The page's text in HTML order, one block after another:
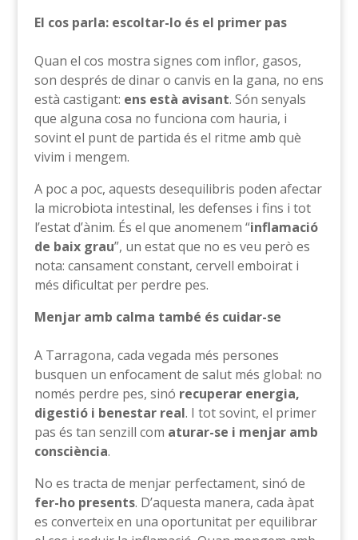
El cos parla: escoltar-lo és el primer pas
Quan el cos mostra signes com inflor, gasos,
son després de dinar o canvis en la gana, no ens
està castigant: ens està avisant. Són senyals
que alguna cosa no funciona com hauria, i
sovint el punt de partida és el ritme amb què
vivim i mengem.
A poc a poc, aquests desequilibris poden afectar
la microbiota intestinal, les defenses i fins i tot
l’estat d’ànim. És el que anomenem “inflamació
de baix grau”, un estat que no es veu però es
nota: cansament constant, cervell emboirat i
més dificultat per perdre pes.
Menjar amb calma també és cuidar-se
A Tarragona, cada vegada més persones
busquen un enfocament de salut més global: no
només perdre pes, sinó recuperar energia,
digestió i benestar real. I tot sovint, el primer
pas és tan senzill com aturar-se i menjar amb
consciència.
No es tracta de menjar perfectament, sinó de
fer-ho presents. D’aquesta manera, cada àpat
es converteix en una oportunitat per equilibrar